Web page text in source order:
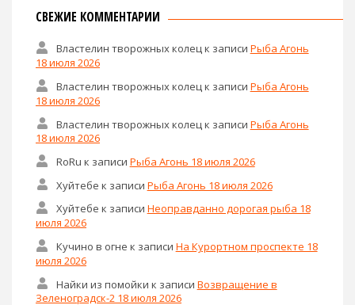
СВЕЖИЕ КОММЕНТАРИИ
Властелин творожных колецк записи Рыба Агонь
18 июля 2026
Властелин творожных колецк записи Рыба Агонь
18 июля 2026
Властелин творожных колец к записи Рыба Агонь
18 июля 2026
RoRu к записи Рыба Агонь 18 июля 2026
Хуйтебе к записи Рыба Агонь 18 июля 2026
Хуйтебе к записи Неоправданно дорогая рыба 18
июля 2026
Кучино в огне к записи На Курортном проспекте 18
июля 2026
Найки из помойки к записи Возвращение в
Зеленоградск-2 18 июля 2026